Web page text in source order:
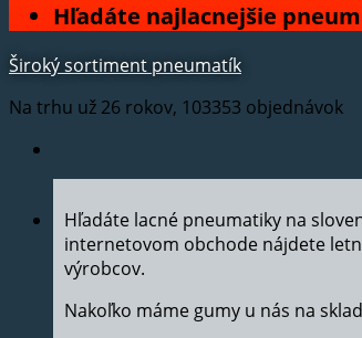
Hľadáte najlacnejšie
Široký sortiment pneumatík
Na trhu už 26 rokov, 103353 objednávok
Hľadáte lacné pneumatiky na
internetovom obchode nájdete
výrobcov.
Nakoľko máme gumy u nás na